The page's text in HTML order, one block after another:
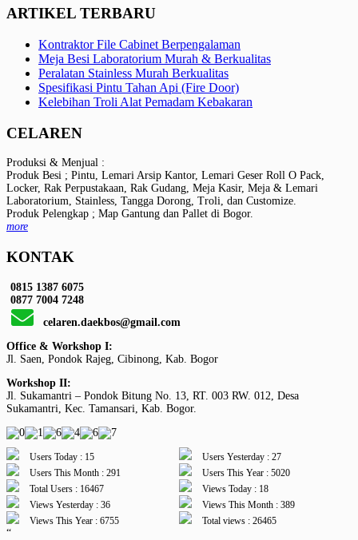
ARTIKEL TERBARU
Kontraktor File Cabinet Berpengalaman
Meja Besi Laboratorium Murah & Berkualitas
Peralatan Stainless Murah Berkualitas
Spesifikasi Pintu Tahan Api (Fire Door)
Kelebihan Troli Alat Pemadam Kebakaran
CELAREN
Produksi & Menjual :
Produk Besi ; Pintu, Lemari Arsip Kantor, Lemari Geser Roll O Pack,
Locker, Rak Perpustakaan, Rak Gudang, Meja Kasir, Meja & Lemari
Laboratorium, Stainless, Tangga Dorong, Troli, dan Customize.
Produk Pelengkap ; Map Gantung dan Pallet di Bogor.
more
KONTAK
0815 1387 6075
0877 7004 7248
celaren.daekbos@gmail.com
Office & Workshop I:
Jl. Saen, Pondok Rajeg, Cibinong, Kab. Bogor
Workshop II:
Jl. Sukamantri – Pondok Bitung No. 13, RT. 003 RW. 012, Desa
Sukamantri, Kec. Tamansari, Kab. Bogor.
Users Today : 15
Users Yesterday : 27
Users This Month : 291
Users This Year : 5020
Total Users : 16467
Views Today : 18
Views Yesterday : 36
Views This Month : 389
Views This Year : 6755
Total views : 26465
“